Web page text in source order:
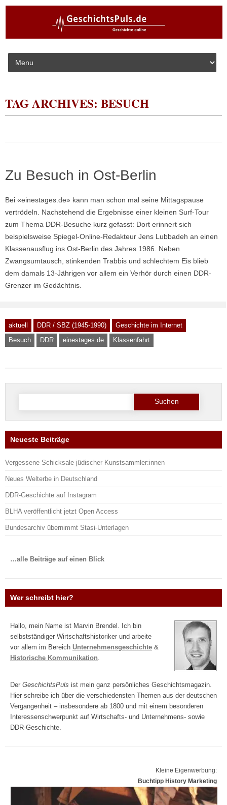
Skip to content
TAG ARCHIVES: BESUCH
Zu Besuch in Ost-Berlin
Bei «einestages.de» kann man schon mal seine Mittagspause
vertrödeln. Nachstehend die Ergebnisse einer kleinen Surf-Tour
zum Thema DDR-Besuche kurz gefasst: Dort erinnert sich
beispielsweise Spiegel-Online-Redakteur Jens Lubbadeh an einen
Klassenausflug ins Ost-Berlin des Jahres 1986. Neben
Zwangsumtausch, stinkenden Trabbis und schlechtem Eis blieb
dem damals 13-Jährigen vor allem ein Verhör durch einen DDR-
Grenzer im Gedächtnis.
aktuell DDR / SBZ (1945-1990)
Geschichte im Internet
Besuch
DDR einestages.de Klassenfahrt
Suche
Neueste Beiträge
Vergessene Schicksale jüdischer Kunstsammler:innen
Neues Welterbe in Deutschland
DDR-Geschichte auf Instagram
BLHA veröffentlicht jetzt Open Access
Bundesarchiv übernimmt Stasi-Unterlagen
…alle Beiträge auf einen Blick
Wer schreibt hier?
Hallo, mein Name ist Marvin Brendel. Ich bin
selbstständiger Wirtschaftshistoriker und arbeite
vor allem im Bereich Unternehmensgeschichte &
Historische Kommunikation
Der GeschichtsPuls ist mein ganz persönliches Geschichtsmagazin.
Hier schreibe ich über die verschiedensten Themen aus der deutschen
Vergangenheit – insbesondere ab 1800 und mit einem besonderen
Interessenschwerpunkt auf Wirtschafts- und Unternehmens- sowie
DDR-Geschichte.
Kleine Eigenwerbung:
Buchtipp History Marketing